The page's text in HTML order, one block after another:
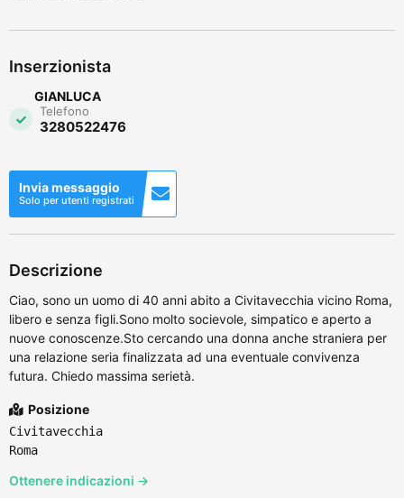
Inserzionista
GIANLUCA
Telefono
3280522476
Invia messaggio
Solo per utenti registrati
Descrizione
Ciao, sono un uomo di 40 anni abito a Civitavecchia vicino Roma,
libero e senza figli.Sono molto socievole, simpatico e aperto a
nuove conoscenze.Sto cercando una donna anche straniera per
una relazione seria finalizzata ad una eventuale convivenza
futura. Chiedo massima serietà.
Posizione
Civitavecchia
Roma
Ottenere indicazioni →